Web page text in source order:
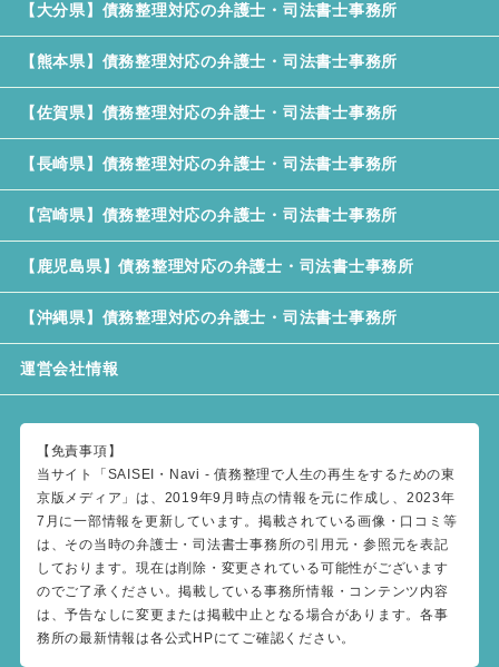
【大分県】債務整理対応の弁護士・司法書士事務所
【熊本県】債務整理対応の弁護士・司法書士事務所
【佐賀県】債務整理対応の弁護士・司法書士事務所
【長崎県】債務整理対応の弁護士・司法書士事務所
【宮崎県】債務整理対応の弁護士・司法書士事務所
【鹿児島県】債務整理対応の弁護士・司法書士事務所
【沖縄県】債務整理対応の弁護士・司法書士事務所
運営会社情報
【免責事項】
当サイト「SAISEI・Navi - 債務整理で人生の再生をするための東
京版メディア」は、2019年9月時点の情報を元に作成し、2023年
7月に一部情報を更新しています。掲載されている画像・口コミ等
は、その当時の弁護士・司法書士事務所の引用元・参照元を表記
しております。現在は削除・変更されている可能性がございます
のでご了承ください。掲載している事務所情報・コンテンツ内容
は、予告なしに変更または掲載中止となる場合があります。各事
務所の最新情報は各公式HPにてご確認ください。